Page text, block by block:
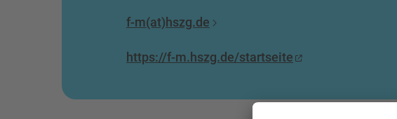
f-m(at)hszg.de
https://f-m.hszg.de/startseite